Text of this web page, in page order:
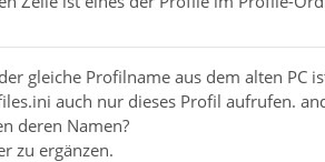
gleiche Profilname aus dem alten PC
auch nur dieses Profil aufrufen.
deren Namen?
zu ergänzen.